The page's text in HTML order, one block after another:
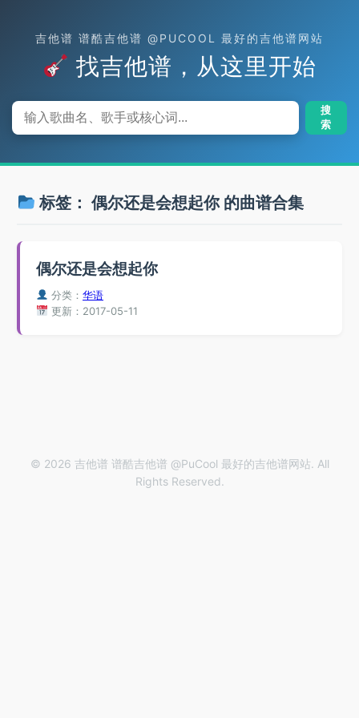
吉他谱 谱酷吉他谱 @PUCOOL 最好的吉他谱网站
找吉他谱，从这里开始
搜
索
标签： 偶尔还是会想起你的曲谱合集
偶尔还是会想起你
分类：华语
更新：2017-05-11
© 2026 吉他谱 谱酷吉他谱 @PuCool 最好的吉他谱网站. All
Rights Reserved.